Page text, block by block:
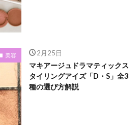
美容 2月25日
マキアージュドラマティックス
タイリングアイズ「D・S」全3
種の選び方解説